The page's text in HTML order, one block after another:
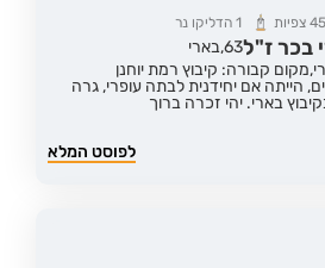
45צפיות 1 הדליקו נר
בכר ז"ל63,בארי
מקום קבורה: קיבוץ רמת יוחנן
הייתה אם יחידנית לבתה עופרי, גרה
בארי. יהי זכרה ברוך
לפוסט המלא